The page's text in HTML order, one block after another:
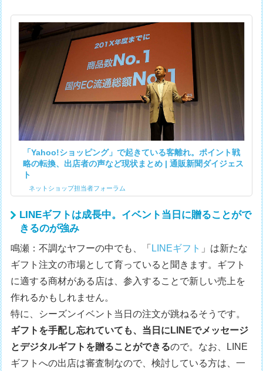
「Yahoo!ショッピング」で起きている客離れ。ポイント戦
略の転換、出店者の声など現状まとめ | 通販新聞ダイジェス
ト
ネットショップ担当者フォーラム
LINEギフトは成長中。イベント当日に贈ることがで
きるのが強み
鳴瀬：不調なヤフーの中でも、「 LINEギフト 」は新たな
ギフト注文の市場として育っていると聞きます。ギフト
に適する商材がある店は、参入することで新しい売上を
作れるかもしれません。
特に、シーズンイベント当日の注文が跳ねるそうです。
ギフトを手配し忘れていても、当日にLINEでメッセージ
とデジタルギフトを贈ることができるので。なお、LINE
ギフトへの出店は審査制なので、検討している方は、一